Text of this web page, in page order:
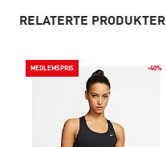
RELATERTE PRODUKTER
MEDLEMSPRIS -40%